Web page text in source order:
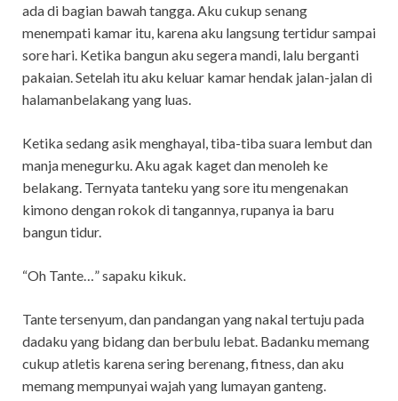
ada di bagian bawah tangga. Aku cukup senang
menempati kamar itu, karena aku langsung tertidur sampai
sore hari. Ketika bangun aku segera mandi, lalu berganti
pakaian. Setelah itu aku keluar kamar hendak jalan-jalan di
halamanbelakang yang luas.
Ketika sedang asik menghayal, tiba-tiba suara lembut dan
manja menegurku. Aku agak kaget dan menoleh ke
belakang. Ternyata tanteku yang sore itu mengenakan
kimono dengan rokok di tangannya, rupanya ia baru
bangun tidur.
“Oh Tante…” sapaku kikuk.
Tante tersenyum, dan pandangan yang nakal tertuju pada
dadaku yang bidang dan berbulu lebat. Badanku memang
cukup atletis karena sering berenang, fitness, dan aku
memang mempunyai wajah yang lumayan ganteng.